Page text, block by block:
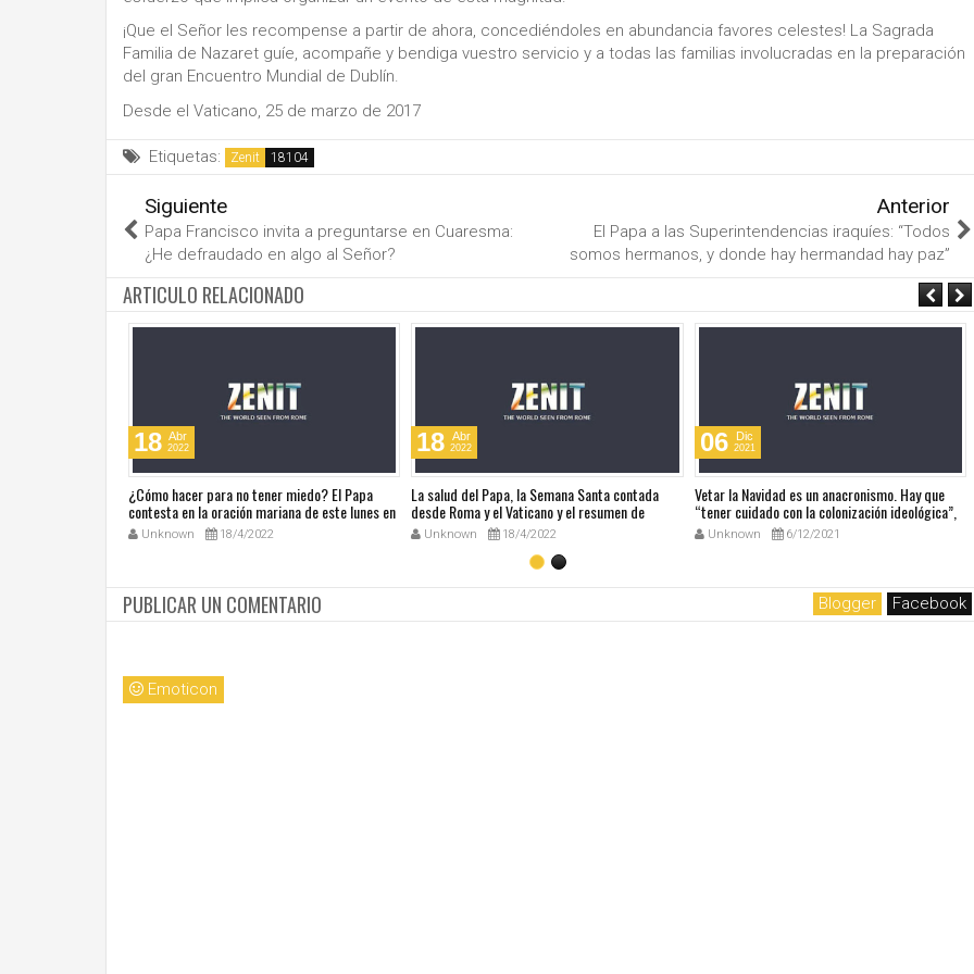
¡Que el Señor les recompense a partir de ahora, concediéndoles en abundancia favores celestes! La Sagrada
Familia de Nazaret guíe, acompañe y bendiga vuestro servicio y a todas las familias involucradas en la preparación
del gran Encuentro Mundial de Dublín.
Desde el Vaticano, 25 de marzo de 2017
Etiquetas: Zenit
Siguiente
Papa Francisco invita a preguntarse en Cuaresma:
¿He defraudado en algo al Señor?
Anterior
El Papa a las Superintendencias iraquíes: “Todos
somos hermanos, y donde hay hermandad hay paz”
ARTICULO RELACIONADO
18 Abr
2022
¿Cómo hacer para no tener miedo? El Papa
contesta en la oración mariana de este lunes en
la Plaza de San Pedro
Unknown 18/4/2022
18 Abr
2022
La salud del Papa, la Semana Santa contada
desde Roma y el Vaticano y el resumen de
noticias en audio
Unknown 18/4/2022
06 Dic
2021
Vetar la Navidad es un anacronismo. Hay que
“tener cuidado con la colonización ideológica”,
dice el Papa sobre el Manual europeo que
prohibía la Navidad
Unknown 6/12/2021
PUBLICAR UN COMENTARIO Blogger Facebook
Emoticon